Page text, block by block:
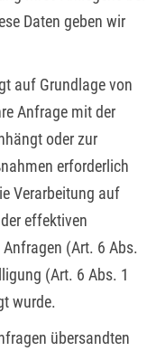
Daten geben wir
auf Grundlage von
Anfrage mit der
oder zur
erforderlich
Verarbeitung auf
effektiven
(Art. 6 Abs.
(Art. 6 Abs. 1
wurde.
übersandten